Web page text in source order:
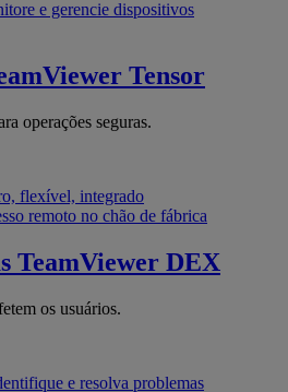
e gerencie dispositivos
Tensor
operações seguras.
flexível, integrado
remoto no chão de fábrica
TeamViewer DEX
os usuários.
e resolva problemas